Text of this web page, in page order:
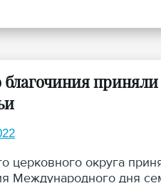
округа
Международного дня